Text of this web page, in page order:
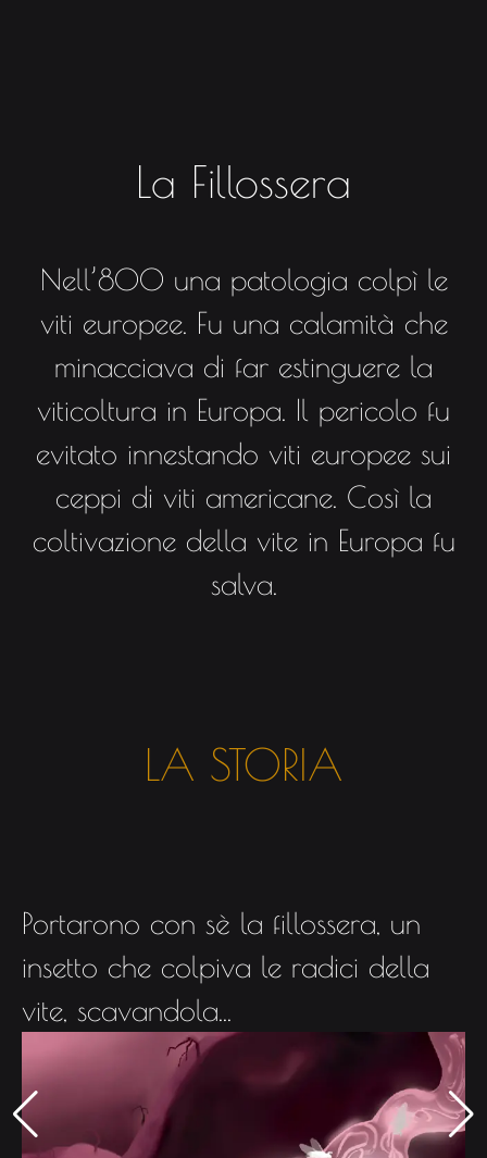
La Fillossera
Nell’800 una patologia colpì le
viti europee. Fu una calamità che
minacciava di far estinguere la
viticoltura in Europa. Il pericolo fu
evitato innestando viti europee sui
ceppi di viti americane. Così la
coltivazione della vite in Europa fu
salva.
LA STORIA
Portarono con sè la fillossera, un
insetto che colpiva le radici della
vite, scavandola...